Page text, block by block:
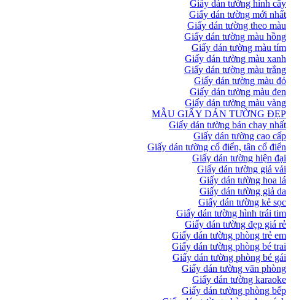
Giấy dán tường hình cây
Giấy dán tường mới nhất
Giấy dán tường theo màu
Giấy dán tường màu hồng
Giấy dán tường màu tím
Giấy dán tường màu xanh
Giấy dán tường màu trắng
Giấy dán tường màu đỏ
Giấy dán tường màu đen
Giấy dán tường màu vàng
MẪU GIẤY DÁN TƯỜNG ĐẸP
Giấy dán tường bán chạy nhất
Giấy dán tường cao cấp
Giấy dán tường cổ điển, tân cổ điển
Giấy dán tường hiện đại
Giấy dán tường giả vải
Giấy dán tường hoa lá
Giấy dán tường giả da
Giấy dán tường kẻ sọc
Giấy dán tường hình trái tim
Giấy dán tường đẹp giá rẻ
Giấy dán tường phòng trẻ em
Giấy dán tường phòng bé trai
Giấy dán tường phòng bé gái
Giấy dán tường văn phòng
Giấy dán tường karaoke
Giấy dán tường phòng bếp